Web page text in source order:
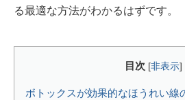
る最適な方法がわかるはずです。
目次 [非表示]
ボトックスが効果的なほうれい線